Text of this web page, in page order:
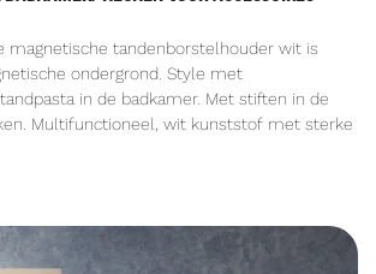
magnetische tandenborstelhouder wit is
ondergrond. Style met
in de badkamer. Met stiften in de
Multifunctioneel, wit kunststof met sterke